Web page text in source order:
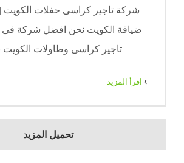
ضيافة الكويت نحن افضل شركة فى
تاجير كراسى وطاولات الكويت
تحميل المزيد